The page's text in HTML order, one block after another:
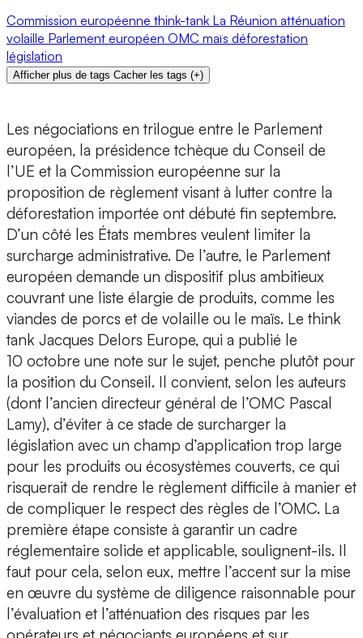
Commission européenne think-tank La Réunion atténuation
volaille Parlement européen OMC maïs déforestation
législation
Afficher plus de tags Cacher les tags (+)
Les négociations en trilogue entre le Parlement
européen, la présidence tchèque du Conseil de
l’UE et la Commission européenne sur la
proposition de règlement visant à lutter contre la
déforestation importée ont débuté fin septembre.
D’un côté les États membres veulent limiter la
surcharge administrative. De l’autre, le Parlement
européen demande un dispositif plus ambitieux
couvrant une liste élargie de produits, comme les
viandes de porcs et de volaille ou le maïs. Le think
tank Jacques Delors Europe, qui a publié le
10 octobre une note sur le sujet, penche plutôt pour
la position du Conseil. Il convient, selon les auteurs
(dont l’ancien directeur général de l’OMC Pascal
Lamy), d’éviter à ce stade de surcharger la
législation avec un champ d’application trop large
pour les produits ou écosystèmes couverts, ce qui
risquerait de rendre le règlement difficile à manier et
de compliquer le respect des règles de l’OMC. La
première étape consiste à garantir un cadre
réglementaire solide et applicable, soulignent-ils. Il
faut pour cela, selon eux, mettre l’accent sur la mise
en œuvre du système de diligence raisonnable pour
l’évaluation et l’atténuation des risques par les